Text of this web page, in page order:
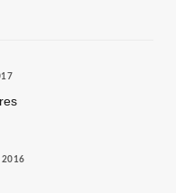
2016